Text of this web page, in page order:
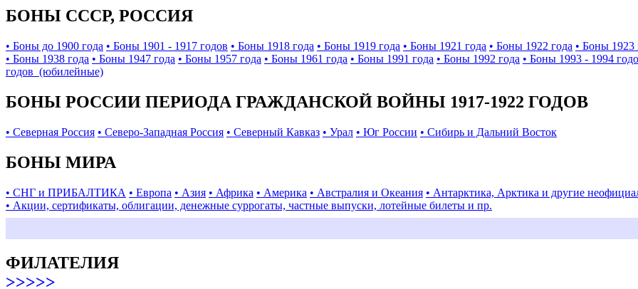
БОНЫ СССР, РОССИЯ
• Боны до 1900 года • Боны 1901 - 1917 годов • Боны 1918 года • Боны 1919 года • Боны 1921 года • Боны 1922 года • Боны 1923
• Боны 1938 года • Боны 1947 года • Боны 1957 года • Боны 1961 года • Боны 1991 года • Боны 1992 года • Боны 1993 - 1994
годов (юбилейные)
БОНЫ РОССИИ ПЕРИОДА ГРАЖДАНСКОЙ ВОЙНЫ 1917-1922 ГОДОВ
• Северная Россия • Северо-Западная Россия • Северный Кавказ • Урал • Юг России • Сибирь и Дальний Восток
БОНЫ МИРА
• СНГ и ПРИБАЛТИКА • Европа • Азия • Африка • Америка • Австралия и Океания • Антарктика, Арктика и другие
• Акции, сертификаты, облигации, денежные суррогаты, частные выпуски, лотейные билеты и пр.
ФИЛАТЕЛИЯ
>>>>>